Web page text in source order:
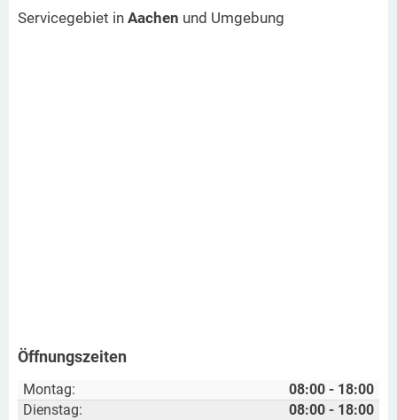
Servicegebiet in Aachen und Umgebung
Öffnungszeiten
Montag:
08:00 - 18:00
Dienstag:
08:00 - 18:00